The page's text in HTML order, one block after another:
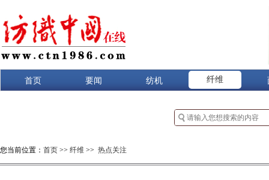
首页 要闻 纺机 纤维
您当前位置： 首页 >> 纤维 >> 热点关注